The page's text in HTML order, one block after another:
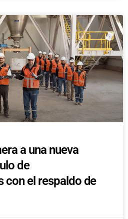
a una nueva
de
con el respaldo de